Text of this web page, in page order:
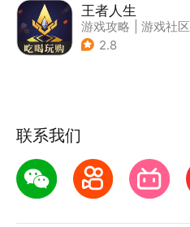
王者人生
游戏攻略
游戏社区
2.8
联系我们